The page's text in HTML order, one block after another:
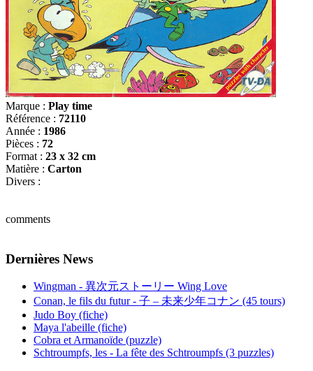
Marque : Play time
Référence : 72110
Année : 1986
Pièces : 72
Format : 23 x 32 cm
Matière : Carton
Divers :
comments
Dernières News
Wingman - 異次元ストーリー Wing Love
Conan, le fils du futur - 子 – 未来少年コナン (45 tours)
Judo Boy (fiche)
Maya l'abeille (fiche)
Cobra et Armanoïde (puzzle)
Schtroumpfs, les - La fête des Schtroumpfs (3 puzzles)